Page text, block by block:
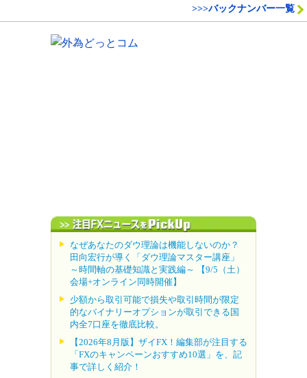
>>>バックナンバー一覧
なぜあなたのダウ理論は機能しないのか？
田向宏行が導く「ダウ理論マスター講座」
～時間軸の基礎知識と実践編～ 【9/5（土）
会場+オンライン同時開催】
少額から取引可能で損失や取引時間が限定
的なバイナリーオプションが取引できる国
内全7口座を徹底比較。
【2026年8月版】ザイFX！編集部が注目する
「FXのキャンペーンおすすめ10選」を、記
事で詳しく紹介！